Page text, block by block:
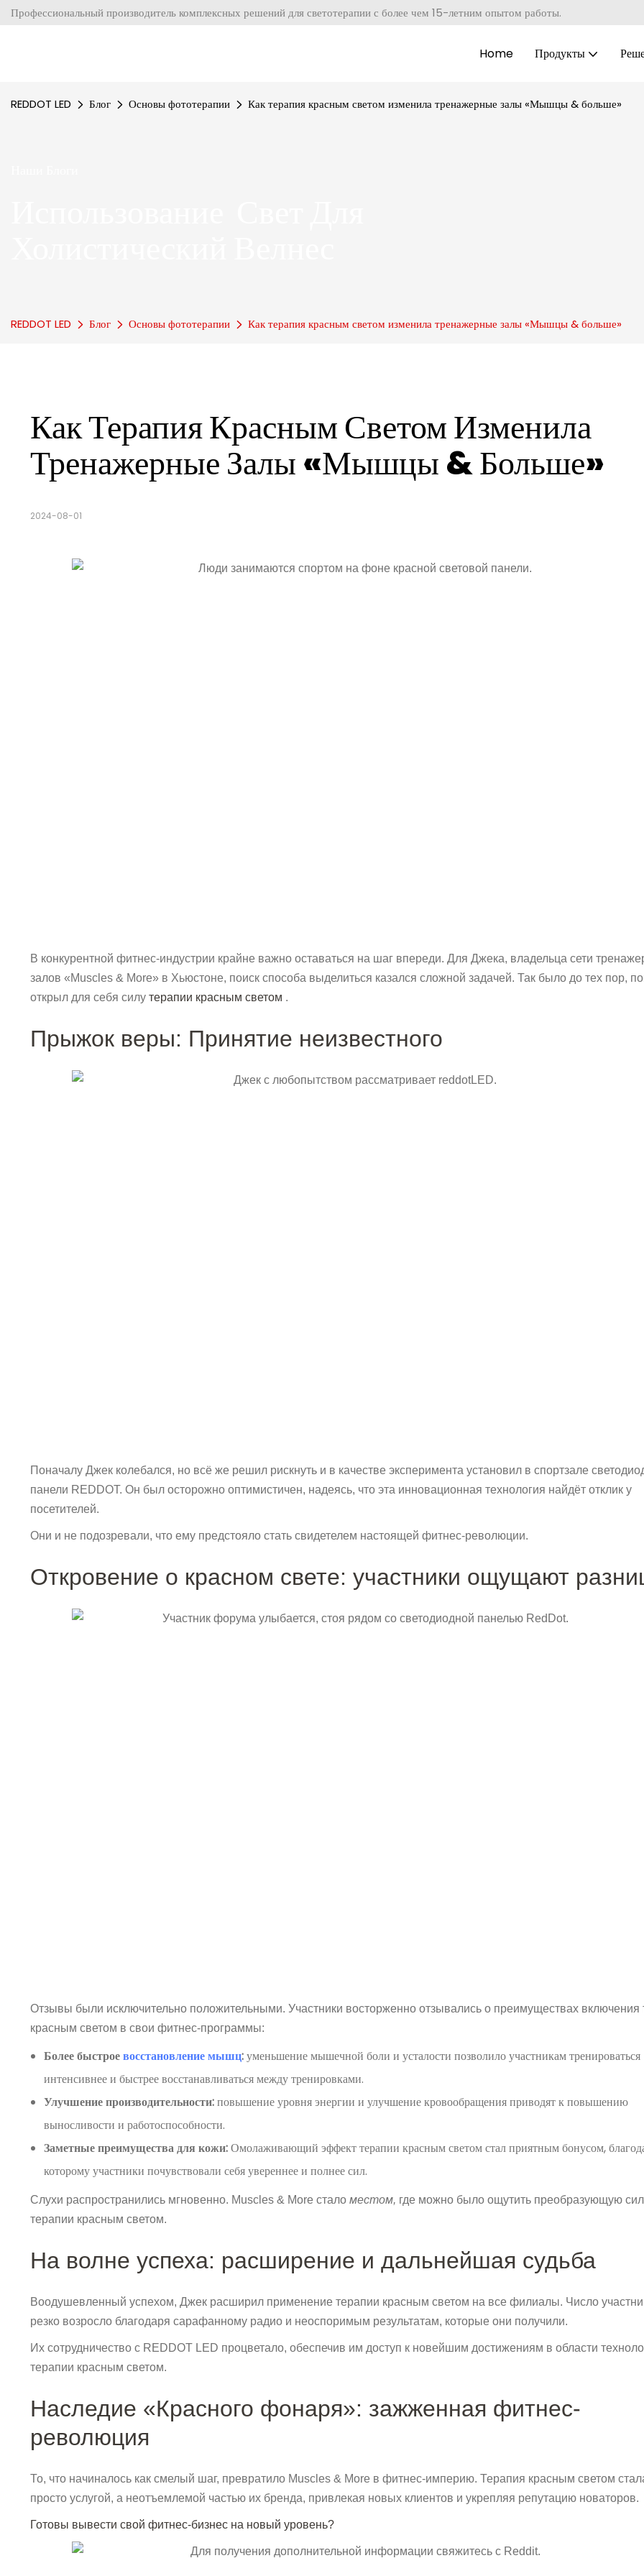
Профессиональный производитель комплексных решений для светотерапии с более чем 15-летним опытом работы.
Home Продукты
REDDOT LED Блог Основы фототерапии Как терапия красным светом изменила тренажерные залы «Мышцы & больше»
REDDOT LED Блог Основы фототерапии Как терапия красным светом изменила тренажерные залы «Мышцы & больше»
Как Терапия Красным Светом Изменила
Тренажерные Залы «Мышцы & Больше»
2024-08-01
В конкурентной фитнес-индустрии крайне важно оставаться на шаг впереди. Для Джека, владельца сети
залов «Muscles & More» в Хьюстоне, поиск способа выделиться казался сложной задачей. Так было до тех пор,
открыл для себя силу терапии красным светом .
Прыжок веры: Принятие неизвестного
Поначалу Джек колебался, но всё же решил рискнуть и в качестве эксперимента установил в спортзале
панели REDDOT. Он был осторожно оптимистичен, надеясь, что эта инновационная технология найдёт отклик у
посетителей.
Они и не подозревали, что ему предстояло стать свидетелем настоящей фитнес-революции.
Откровение о красном свете: участники ощущают
Отзывы были исключительно положительными. Участники восторженно отзывались о преимуществах включения
красным светом в свои фитнес-программы:
Более быстроевосстановление мышц:уменьшение мышечной боли и усталости позволило участникам тренироваться
интенсивнее и быстрее восстанавливаться между тренировками.
Улучшение производительности:повышение уровня энергии и улучшение кровообращения приводят к повышению
выносливости и работоспособности.
Заметные преимущества для кожи:Омолаживающий эффект терапии красным светом стал приятным бонусом,
которому участники почувствовали себя увереннее и полнее сил.
Слухи распространились мгновенно. Muscles & More стало местом, где можно было ощутить преобразующую
терапии красным светом.
На волне успеха: расширение и дальнейшая судьба
Воодушевленный успехом, Джек расширил применение терапии красным светом на все филиалы. Число
резко возросло благодаря сарафанному радио и неоспоримым результатам, которые они получили.
Их сотрудничество с REDDOT LED процветало, обеспечив им доступ к новейшим достижениям в области
терапии красным светом.
Наследие «Красного фонаря»: зажженная фитнес-
революция
То, что начиналось как смелый шаг, превратило Muscles & More в фитнес-империю. Терапия красным светом
просто услугой, а неотъемлемой частью их бренда, привлекая новых клиентов и укрепляя репутацию новаторов.
Готовы вывести свой фитнес-бизнес на новый уровень?